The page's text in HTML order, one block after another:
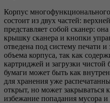
Корпус
состоит из двух частей:
представляет собой сканер:
крышку сканера и кнопки
отведена под систему печати и
объема корпуса, так как
картриджей и загрузки
бумаги может быть как
для хранения уже
открыт, но может закрываться
избежание попадания мусора